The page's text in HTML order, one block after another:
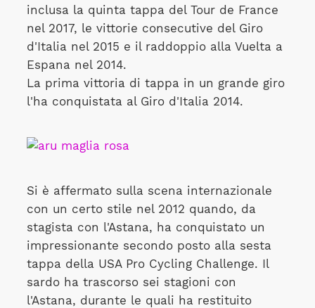
inclusa la quinta tappa del Tour de France
nel 2017, le vittorie consecutive del Giro
d'Italia nel 2015 e il raddoppio alla Vuelta a
Espana nel 2014.
La prima vittoria di tappa in un grande giro
l'ha conquistata al Giro d'Italia 2014.
Si è affermato sulla scena internazionale
con un certo stile nel 2012 quando, da
stagista con l'Astana, ha conquistato un
impressionante secondo posto alla sesta
tappa della USA Pro Cycling Challenge. Il
sardo ha trascorso sei stagioni con
l'Astana, durante le quali ha restituito